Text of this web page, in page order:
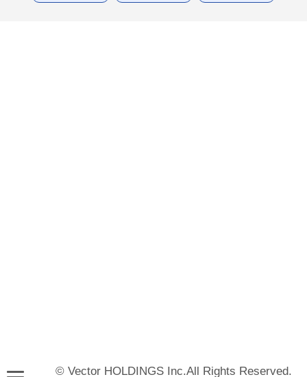
© Vector HOLDINGS Inc.All Rights Reserved.